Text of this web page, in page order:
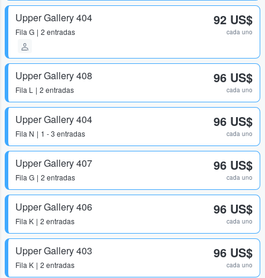
Upper Gallery 404
Fila G 2 entradas
92 US$
cada uno
Upper Gallery 408
Fila L 2 entradas
96 US$
cada uno
Upper Gallery 404
Fila N 1 - 3 entradas
96 US$
cada uno
Upper Gallery 407
Fila G 2 entradas
96 US$
cada uno
Upper Gallery 406
Fila K 2 entradas
96 US$
cada uno
Upper Gallery 403
Fila K 2 entradas
96 US$
cada uno